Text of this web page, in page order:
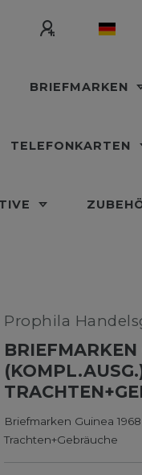
BRIEFMARKEN
TELEFONKARTEN
Prophila
Briefmarken Guinea
Trachten+Gebräuche